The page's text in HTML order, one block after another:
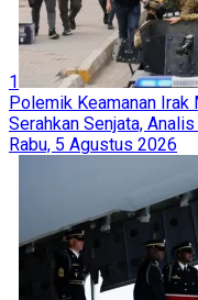
1
Polemik Keamanan Irak
Serahkan Senjata,
Rabu, 5 Agustus 2026